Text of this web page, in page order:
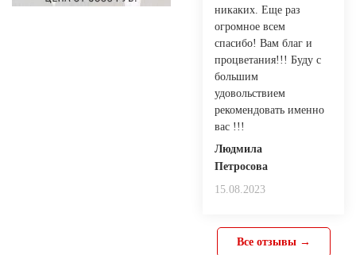
никаких. Еще раз
огромное всем
спасибо! Вам благ и
процветания!!! Буду с
большим
удовольствием
рекомендовать именно
вас !!!
Людмила
Петросова
15.08.2023
Все отзывы →